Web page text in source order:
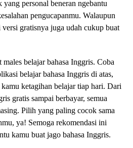
personal beneran ngebantu
pengucapanmu. Walaupun
gratisnya juga udah cukup buat
males belajar bahasa Inggris. Coba
belajar bahasa Inggris di atas,
ketagihan belajar tiap hari. Dari
gratis sampai berbayar, semua
Pilih yang paling cocok sama
ya! Semoga rekomendasi ini
kamu buat jago bahasa Inggris.